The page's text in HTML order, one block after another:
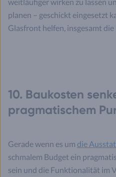
planen – geschickt eingesetzt
Glasfront helfen, insgesamt die
10. Baukosten
pragmatischem
Gerade wenn es um die
schmalem Budget ein
sein und die Funktionalität im